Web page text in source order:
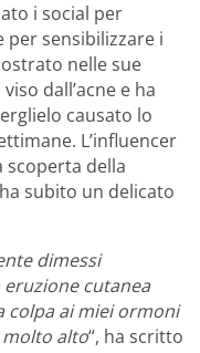
i social per
per sensibilizzare i
nelle sue
dall’acne e ha
causato lo
L’influencer
scoperta della
subito un delicato
dimessi
cutanea
colpa ai miei ormoni
molto alto“, ha scritto